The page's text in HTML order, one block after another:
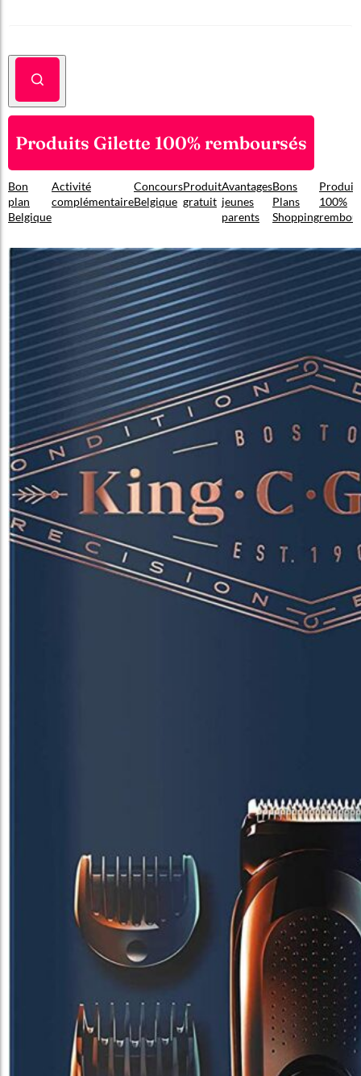
Produits Gilette 100% remboursés
Bon
plan
Belgique
Activité
complémentaire
Concours
Belgique
Produit
gratuit
Avantages
jeunes
parents
Bons
Plans
Shopping
Produit
100%